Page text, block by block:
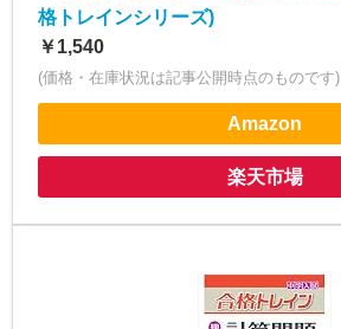
格トレインシリーズ)
￥1,540
(価格・在庫状況は記事公開時点のものです)
Amazon
楽天市場